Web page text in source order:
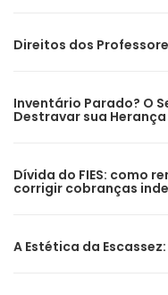
Direitos dos
Inventário Parado? O
Destravar sua
Dívida do FIES: como
corrigir cobranças
A Estética da